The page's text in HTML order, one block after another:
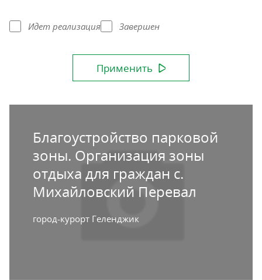
Идет реализация Завершен
Применить
Благоустройство парковой
зоны. Организация зоны
отдыха для граждан с.
Михайловский Перевал
город-курорт Геленджик